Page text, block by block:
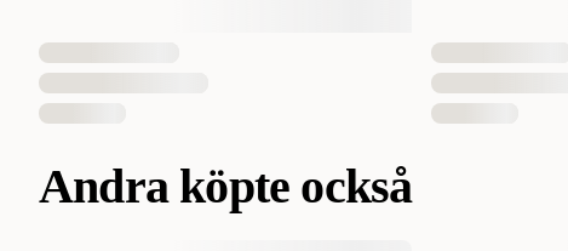
Andra köpte också